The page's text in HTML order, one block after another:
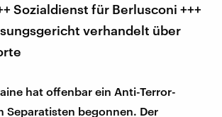
Sozialdienst für Berlusconi +++
verhandelt über
hat offenbar ein Anti-Terror-
Separatisten begonnen. Der